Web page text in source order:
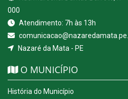
000
Atendimento: 7h às 13h
Nazaré da Mata - PE
O MUNICÍPIO
História do Município